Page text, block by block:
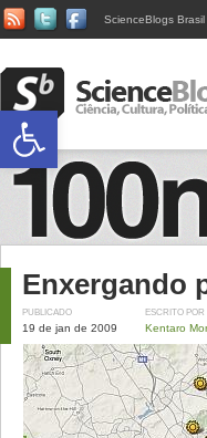
ScienceBlogs Brasil
Enxergando
PUBLICADO
19 de jan de 2009
ESCRITO POR
Kentaro
Abrir a